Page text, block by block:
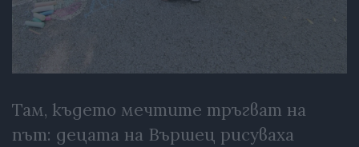
Там, където мечтите тръгват на
път: децата на Вършец рисуваха